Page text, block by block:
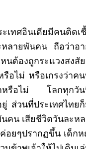
เทศอินเดียมีคนติดเ
ลายพันคน ถือว่าอา
ต้องถูกระแวงสงสัย
อไม่ หรือเกรงว่าคน
าหรือไม่ โลกทุกวัน
ยู่ ส่วนที่ประเทศไทย
คน เสียชีวิตวันละห
อยๆปรากฏขึ้น เด็กห